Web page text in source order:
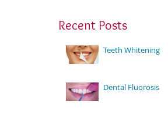
Recent Posts
Teeth Whitening
Dental Fluorosis